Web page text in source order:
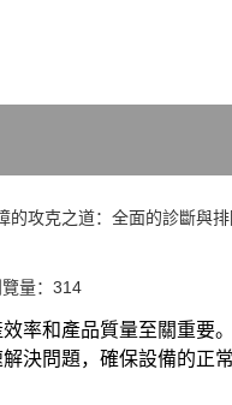
的攻克之道：全面的診斷與
量：314
率和產品質量至關重要
決問題，確保設備的正常